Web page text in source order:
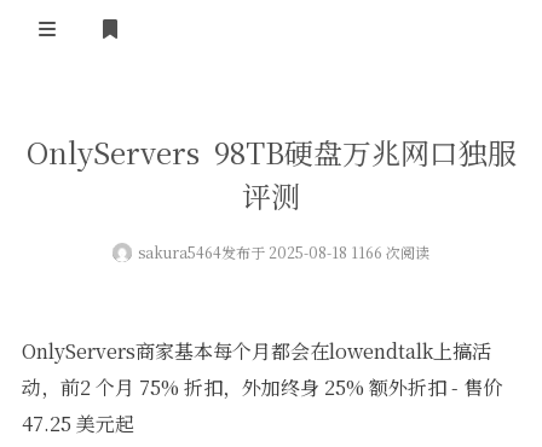
VPS评测
图库
番剧
OnlyServers 98TB硬盘万兆网口独服
评测
sakura5464发布于 2025-08-18 1166 次阅读
OnlyServers商家基本每个月都会在lowendtalk上搞活
动，前2 个月 75% 折扣，外加终身 25% 额外折扣 - 售价
47.25 美元起